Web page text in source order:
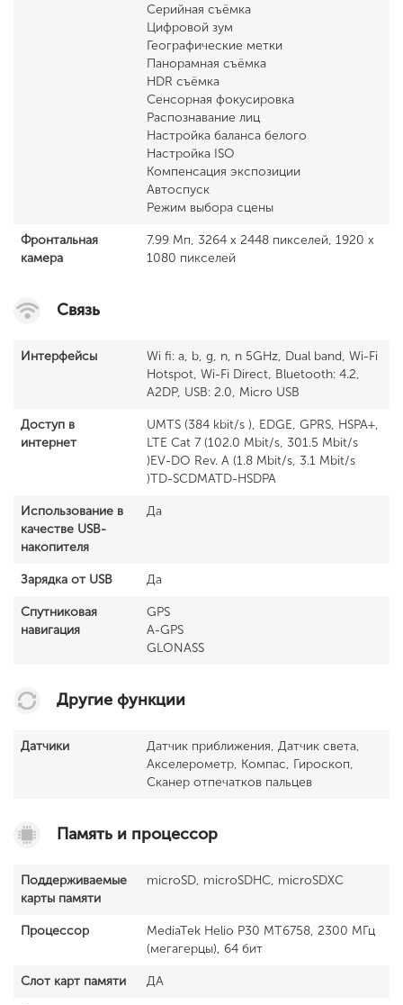
Серийная съёмка
Цифровой зум
Географические метки
Панорамная съёмка
HDR съёмка
Сенсорная фокусировка
Распознавание лиц
Настройка баланса белого
Настройка ISO
Компенсация экспозиции
Автоспуск
Режим выбора сцены
Фронтальная
камера
7.99 Мп, 3264 x 2448 пикселей, 1920 x
1080 пикселей
Связь
Интерфейсы
Wi fi: a, b, g, n, n 5GHz, Dual band, Wi-Fi
Hotspot, Wi-Fi Direct, Bluetooth: 4.2,
A2DP, USB: 2.0, Micro USB
Доступ в
интернет
UMTS (384 kbit/s ), EDGE, GPRS, HSPA+,
LTE Cat 7 (102.0 Mbit/s, 301.5 Mbit/s
)EV-DO Rev. A (1.8 Mbit/s, 3.1 Mbit/s
)TD-SCDMATD-HSDPA
Использование в
качестве USB-
накопителя
Да
Зарядка от USB Да
Спутниковая
навигация
GPS
A-GPS
GLONASS
Другие функции
Датчики
Датчик приближения, Датчик света,
Акселерометр, Компас, Гироскоп,
Сканер отпечатков пальцев
Память и процессор
Поддерживаемые
карты памяти
microSD, microSDHC, microSDXC
Процессор
MediaTek Helio P30 MT6758, 2300 МГц
(мегагерцы), 64 бит
Слот карт памяти ДА